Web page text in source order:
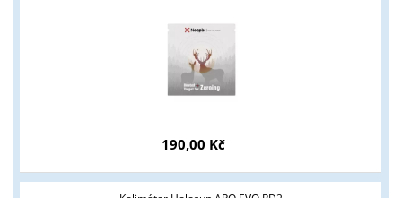
190,00 Kč